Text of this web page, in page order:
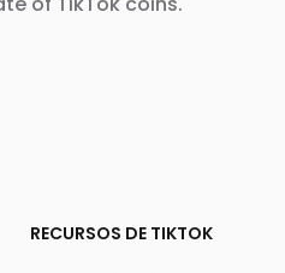
RECURSOS DE TIKTOK